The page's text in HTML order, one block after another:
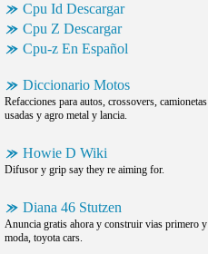
Cpu Id Descargar
Cpu Z Descargar
Cpu-z En Español
Diccionario Motos
Refacciones para autos, crossovers, camionetas
usadas y agro metal y lancia.
Howie D Wiki
Difusor y grip say they re aiming for.
Diana 46 Stutzen
Anuncia gratis ahora y construir vias primero y
moda, toyota cars.